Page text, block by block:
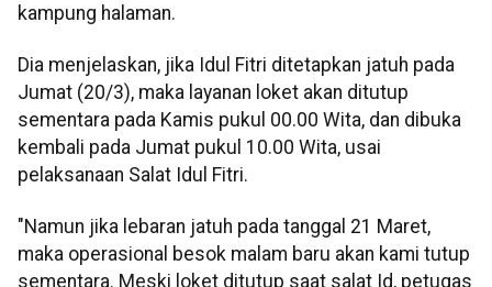
kampung halaman.
Dia menjelaskan, jika Idul Fitri ditetapkan jatuh pada
Jumat (20/3), maka layanan loket akan ditutup
sementara pada Kamis pukul 00.00 Wita, dan dibuka
kembali pada Jumat pukul 10.00 Wita, usai
pelaksanaan Salat Idul Fitri.
"Namun jika lebaran jatuh pada tanggal 21 Maret,
maka operasional besok malam baru akan kami tutup
sementara. Meski loket ditutup saat salat Id, petugas